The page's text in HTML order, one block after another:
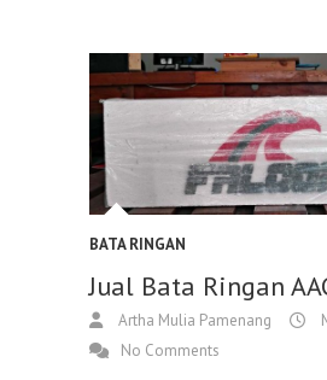
BATA RINGAN
Jual Bata Ringan
Artha Mulia Pamenang
No Comments